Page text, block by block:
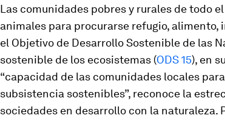
Las comunidades pobres y rurales de todo
animales para procurarse refugio, alimento,
el Objetivo de Desarrollo Sostenible de las
sostenible de los ecosistemas (ODS 15), en
“capacidad de las comunidades locales
subsistencia sostenibles”, reconoce la
sociedades en desarrollo con la naturaleza.